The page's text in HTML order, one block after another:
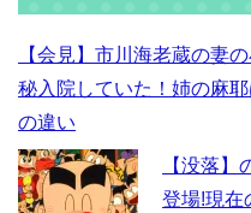
【会見】市川海老蔵の妻
秘入院していた！姉の麻
の違い
【没落
登場!現在